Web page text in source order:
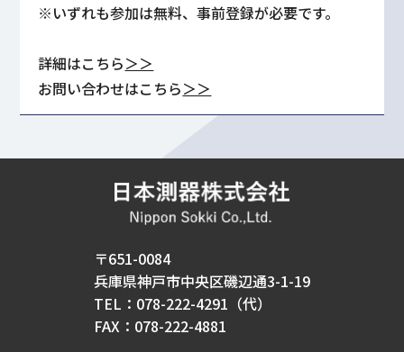
※いずれも参加は無料、事前登録が必要です。
詳細はこちら＞＞
お問い合わせはこちら＞＞
〒651-0084
兵庫県神戸市中央区磯辺通3-1-19
TEL：078-222-4291（代）
FAX：078-222-4881